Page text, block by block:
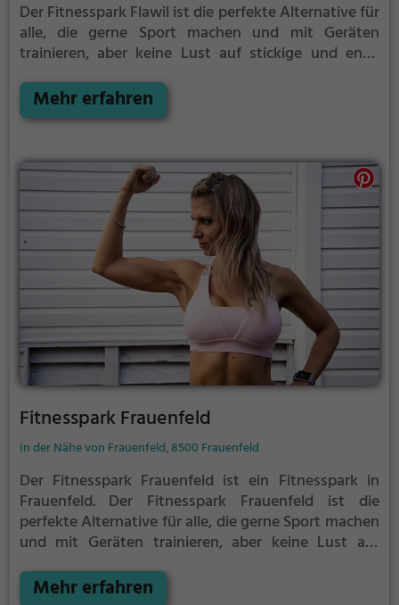
Der Fitnesspark Flawil ist die perfekte Alternative für
alle, die gerne Sport machen und mit Geräten
trainieren, aber keine Lust auf stickige und enge
Mehr erfahren
Fitnesspark Frauenfeld
In der Nähe von Frauenfeld, 8500 Frauenfeld
Der Fitnesspark Frauenfeld ist ein Fitnesspark in
Frauenfeld. Der Fitnesspark Frauenfeld ist die
perfekte Alternative für alle, die gerne Sport machen
und mit Geräten trainieren, aber keine Lust auf
Mehr erfahren